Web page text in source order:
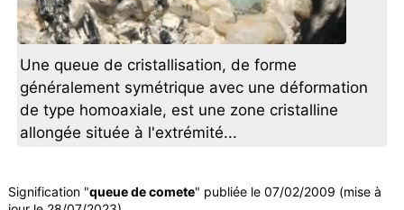
Une queue de cristallisation, de forme
généralement symétrique avec une déformation
de type homoaxiale, est une zone cristalline
allongée située à l'extrémité...
Signification "queue de comete" publiée le 07/02/2009 (mise à